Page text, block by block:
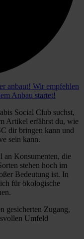
anbaut! Wir empfehlen
Anbau startet!
Social Club suchst,
Artikel erfährst du, wie
dir bringen kann und
sein kann.
an Konsumenten, die
stehen hoch im
Bedeutung ist. In
für ökologische
gesicherten Zugang,
Umfeld